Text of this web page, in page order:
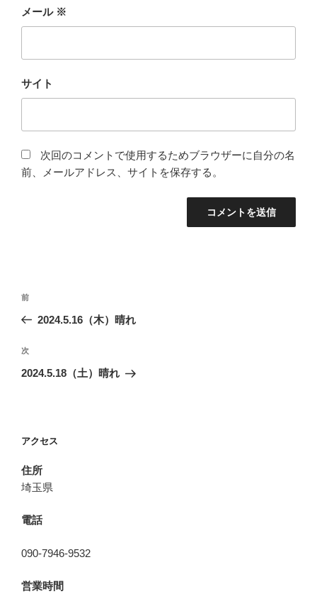
メール ※
サイト
次回のコメントで使用するためブラウザーに自分の名
前、メールアドレス、サイトを保存する。
投
ビ
ゲ
ン
前
の
稿
前
2024.5.16（木）晴れ
次
の
次
2024.5.18（土）晴れ
アクセス
住所
埼玉県
電話
090-7946-9532
営業時間